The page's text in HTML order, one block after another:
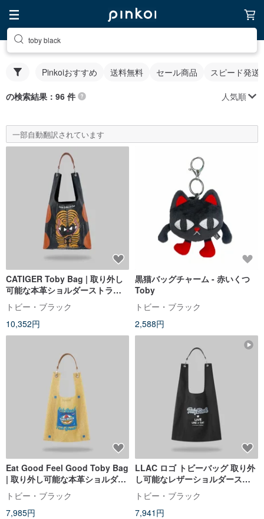
toby black
Pinkoiおすすめ 送料無料 セール商品 スピード発送
の検索結果：96 件 人気順
一部自動翻訳されています
CATIGER Toby Bag | 取り外し
可能な本革ショルダーストラッ
プ付き
トビー・ブラック
10,352円
黒猫バッグチャーム - 赤いくつ
Toby
トビー・ブラック
2,588円
Eat Good Feel Good Toby Bag
| 取り外し可能な本革ショルダー
ストラップ付き
トビー・ブラック
7,985円
LLAC ロゴ トビーバッグ 取り外
し可能なレザーショルダースト
ラップ付き
トビー・ブラック
7,941円